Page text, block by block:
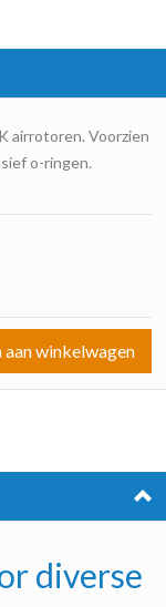
airrotoren. Voorzien
o-ringen.
aan winkelwagen
diverse